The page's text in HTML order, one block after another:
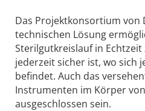
Das Projektkonsortium von
technischen Lösung
Sterilgutkreislauf in
jederzeit sicher ist, wo sich
befindet. Auch das
Instrumenten im Körper
ausgeschlossen sein.